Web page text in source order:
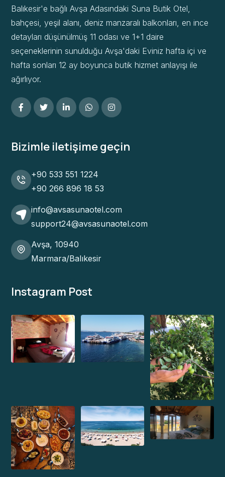
Balıkesir'e bağlı Avşa Adasındaki Suna Butik Otel,
bahçesi, yeşil alanı, deniz manzaralı balkonları, en ince
detayları düşünülmüş 11 odası ve 1+1 daire
seçeneklerinin sunulduğu Avşa'daki Eviniz hafta içi ve
hafta sonları 12 ay boyunca butik hizmet anlayışı ile
ağırlıyor.
Bizimle iletişime geçin
+90 533 551 1224
+90 266 896 18 53
info@avsasunaotel.com
support24@avsasunaotel.com
Avşa, 10940
Marmara/Balıkesir
Instagram Post